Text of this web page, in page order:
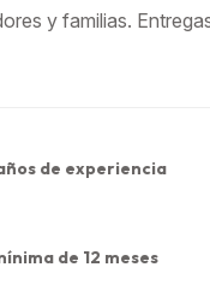
y familias.
de experiencia
de 12 meses